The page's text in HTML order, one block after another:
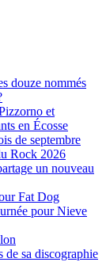
douze nommés
et
en Écosse
de septembre
Rock 2026
un nouveau
Fat Dog
pour Nieve
sa discographie